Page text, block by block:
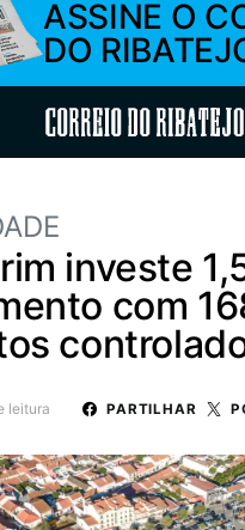
ASSINE O
DO
Correio do
investe
com
leitura PARTILHAR